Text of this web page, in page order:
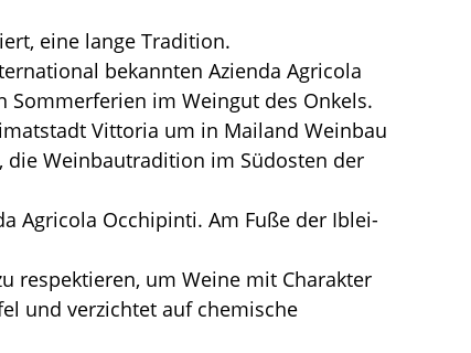
eine lange Tradition.
bekannten Azienda Agricola
Sommerferien im Weingut des Onkels.
Vittoria um in Mailand Weinbau
Weinbautradition im Südosten der
Agricola Occhipinti. Am Fuße der Iblei-
respektieren, um Weine mit Charakter
und verzichtet auf chemische